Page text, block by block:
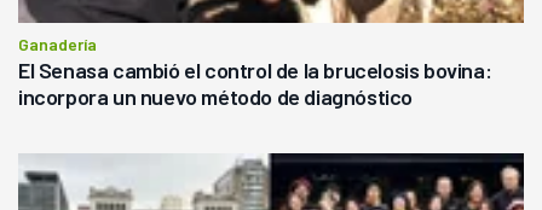
Ganadería
El Senasa cambió el control de la brucelosis bovina:
incorpora un nuevo método de diagnóstico